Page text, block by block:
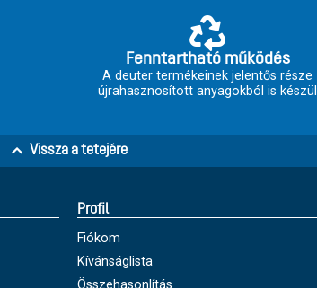
Fenntartható működés
A deuter termékeinek jelentős része
újrahasznosított anyagokból is készül
Vissza a tetejére
Profil
Fiókom
Kívánságlista